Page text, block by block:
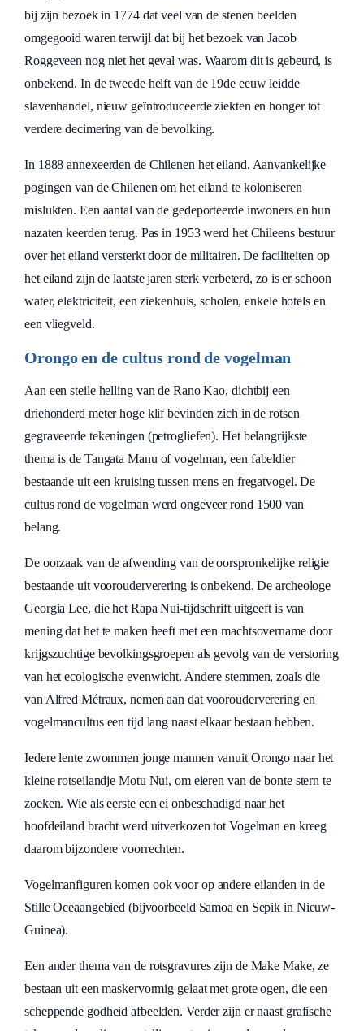
bij zijn bezoek in 1774 dat veel van de stenen beelden
omgegooid waren terwijl dat bij het bezoek van Jacob
Roggeveen nog niet het geval was. Waarom dit is gebeurd, is
onbekend. In de tweede helft van de 19de eeuw leidde
slavenhandel, nieuw geïntroduceerde ziekten en honger tot
verdere decimering van de bevolking.
In 1888 annexeerden de Chilenen het eiland. Aanvankelijke
pogingen van de Chilenen om het eiland te koloniseren
mislukten. Een aantal van de gedeporteerde inwoners en hun
nazaten keerden terug. Pas in 1953 werd het Chileens bestuur
over het eiland versterkt door de militairen. De faciliteiten op
het eiland zijn de laatste jaren sterk verbeterd, zo is er schoon
water, elektriciteit, een ziekenhuis, scholen, enkele hotels en
een vliegveld.
Orongo en de cultus rond de vogelman
Aan een steile helling van de Rano Kao, dichtbij een
driehonderd meter hoge klif bevinden zich in de rotsen
gegraveerde tekeningen (petrogliefen). Het belangrijkste
thema is de Tangata Manu of vogelman, een fabeldier
bestaande uit een kruising tussen mens en fregatvogel. De
cultus rond de vogelman werd ongeveer rond 1500 van
belang.
De oorzaak van de afwending van de oorspronkelijke religie
bestaande uit voorouderverering is onbekend. De archeologe
Georgia Lee, die het Rapa Nui-tijdschrift uitgeeft is van
mening dat het te maken heeft met een machtsovername door
krijgszuchtige bevolkingsgroepen als gevolg van de verstoring
van het ecologische evenwicht. Andere stemmen, zoals die
van Alfred Métraux, nemen aan dat voorouderverering en
vogelmancultus een tijd lang naast elkaar bestaan hebben.
Iedere lente zwommen jonge mannen vanuit Orongo naar het
kleine rotseilandje Motu Nui, om eieren van de bonte stern te
zoeken. Wie als eerste een ei onbeschadigd naar het
hoofdeiland bracht werd uitverkozen tot Vogelman en kreeg
daarom bijzondere voorrechten.
Vogelmanfiguren komen ook voor op andere eilanden in de
Stille Oceaangebied (bijvoorbeeld Samoa en Sepik in Nieuw-
Guinea).
Een ander thema van de rotsgravures zijn de Make Make, ze
bestaan uit een maskervormig gelaat met grote ogen, die een
scheppende godheid afbeelden. Verder zijn er naast grafische